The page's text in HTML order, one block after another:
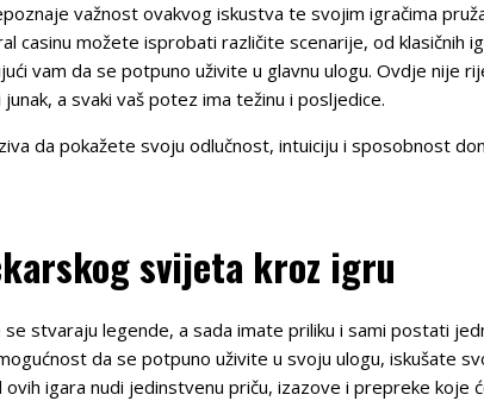
važnost ovakvog iskustva te svojim igračima
casinu možete isprobati različite scenarije, od klasičnih
vam da se potpuno uživite u glavnu ulogu. Ovdje nije
a svaki vaš potez ima težinu i posljedice.
da pokažete svoju odlučnost, intuiciju i sposobnost
svijeta kroz igru
stvaraju legende, a sada imate priliku i sami postati
da se potpuno uživite u svoju ulogu, iskušate
igara nudi jedinstvenu priču, izazove i prepreke koje